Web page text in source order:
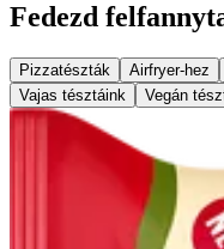
Fedezd fel
Pizzatészták Airfryer-hez
Vajas tésztáink
Vegán